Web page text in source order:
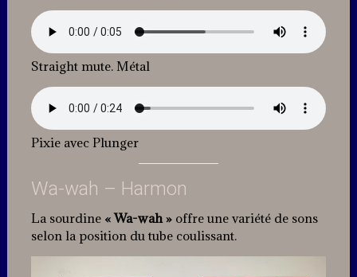
Straight mute. Métal
Pixie avec Plunger
Wa-wah – Harmon
La sourdine « Wa-wah »offre une variété de sons
selon la position du tube coulissant.